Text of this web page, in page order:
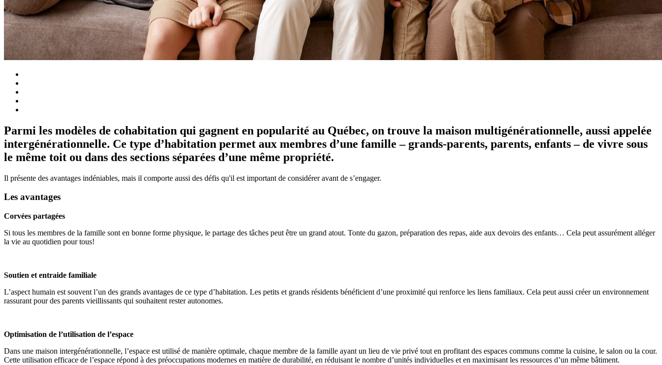
Parmi les modèles de cohabitation qui gagnent en popularité au Québec, on trouve la maison multigénérationnelle, aussi appelée
intergénérationnelle. Ce type d’habitation permet aux membres d’une famille – grands-parents, parents, enfants – de vivre sous
le même toit ou dans des sections séparées d’une même propriété.
Il présente des avantages indéniables, mais il comporte aussi des défis qu'il est important de considérer avant de s’engager.
Les avantages
Corvées partagées
Si tous les membres de la famille sont en bonne forme physique, le partage des tâches peut être un grand atout. Tonte du gazon, préparation des repas, aide aux devoirs des enfants… Cela peut assurément alléger
la vie au quotidien pour tous!
Soutien et entraide familiale
L’aspect humain est souvent l’un des grands avantages de ce type d’habitation. Les petits et grands résidents bénéficient d’une proximité qui renforce les liens familiaux. Cela peut aussi créer un environnement
rassurant pour des parents vieillissants qui souhaitent rester autonomes.
Optimisation de l’utilisation de l’espace
Dans une maison intergénérationnelle, l’espace est utilisé de manière optimale, chaque membre de la famille ayant un lieu de vie privé tout en profitant des espaces communs comme la cuisine, le salon ou la cour.
Cette utilisation efficace de l’espace répond à des préoccupations modernes en matière de durabilité, en réduisant le nombre d’unités individuelles et en maximisant les ressources d’un même bâtiment.